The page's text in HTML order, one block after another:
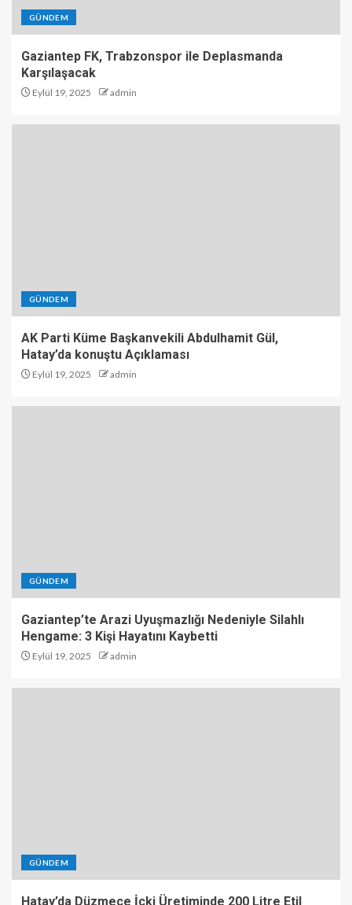
GÜNDEM
Gaziantep FK, Trabzonspor ile Deplasmanda
Karşılaşacak
Eylül 19, 2025 admin
GÜNDEM
AK Parti Küme Başkanvekili Abdulhamit Gül,
Hatay’da konuştu Açıklaması
Eylül 19, 2025 admin
GÜNDEM
Gaziantep’te Arazi Uyuşmazlığı Nedeniyle Silahlı
Hengame: 3 Kişi Hayatını Kaybetti
Eylül 19, 2025 admin
GÜNDEM
Hatay’da Düzmece İçki Üretiminde 200 Litre Etil